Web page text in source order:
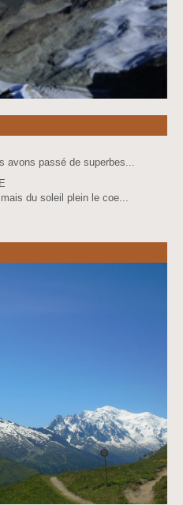
avons passé de superbes...
du soleil plein le coe...